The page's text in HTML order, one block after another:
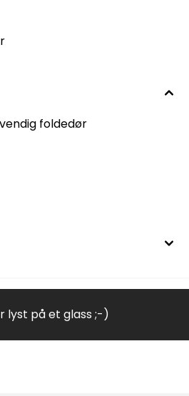
foldedør
lyst på et glass ;-)